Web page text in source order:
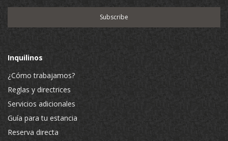
Inquilinos
¿Cómo trabajamos?
Reglas y directrices
Servicios adicionales
Guía para tu estancia
Reserva directa